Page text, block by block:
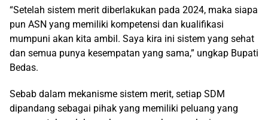
“Setelah sistem merit diberlakukan pada 2024, maka siapa
pun ASN yang memiliki kompetensi dan kualifikasi
mumpuni akan kita ambil. Saya kira ini sistem yang sehat
dan semua punya kesempatan yang sama,” ungkap Bupati
Bedas.
Sebab dalam mekanisme sistem merit, setiap SDM
dipandang sebagai pihak yang memiliki peluang yang